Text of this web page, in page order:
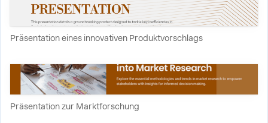
Präsentation eines innovativen Produktvorschlags
Präsentation zur Marktforschung